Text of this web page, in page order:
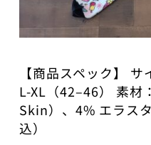
【商品スペック】 サ
L-XL（42–46） 素材
Skin）、4% エラス
込）